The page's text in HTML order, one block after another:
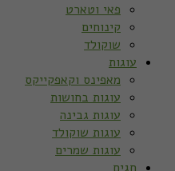
פאי וטארט
קינוחים
שוקולד
עוגות
מאפינס וקאפקייקס
עוגות בחושות
עוגות גבינה
עוגות שוקולד
עוגות שמרים